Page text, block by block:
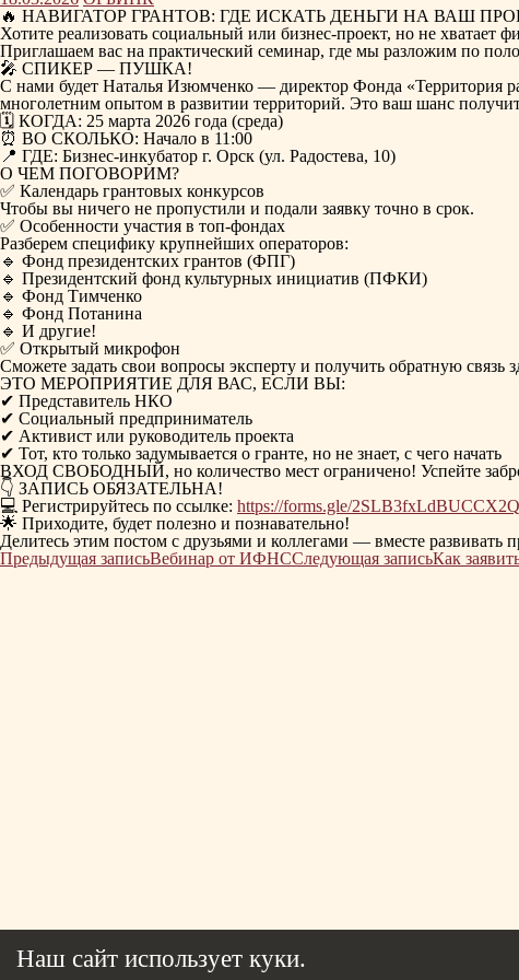
Наш сайт использует куки.
🔥 НАВИГАТОР ГРАНТОВ: ГДЕ ИСКАТЬ ДЕНЬГИ НА ВАШ
Хотите реализовать социальный или бизнес-проект, но не хватает
Приглашаем вас на практический семинар, где мы разложим по
🎤 СПИКЕР — ПУШКА!
С нами будет Наталья Изюмченко — директор Фонда «Территория
многолетним опытом в развитии территорий. Это ваш шанс
🗓 КОГДА: 25 марта 2026 года (среда)
⏰ ВО СКОЛЬКО: Начало в 11:00
📍 ГДЕ: Бизнес-инкубатор г. Орск (ул. Радостева, 10)
О ЧЕМ ПОГОВОРИМ?
✅ Календарь грантовых конкурсов
Чтобы вы ничего не пропустили и подали заявку точно в срок.
✅ Особенности участия в топ-фондах
Разберем специфику крупнейших операторов:
🔹 Фонд президентских грантов (ФПГ)
🔹 Президентский фонд культурных инициатив (ПФКИ)
🔹 Фонд Тимченко
🔹 Фонд Потанина
🔹 И другие!
✅ Открытый микрофон
Сможете задать свои вопросы эксперту и получить обратную связь
ЭТО МЕРОПРИЯТИЕ ДЛЯ ВАС, ЕСЛИ ВЫ:
✔ Представитель НКО
✔ Социальный предприниматель
✔ Активист или руководитель проекта
✔ Тот, кто только задумывается о гранте, но не знает, с чего начать
ВХОД СВОБОДНЫЙ, но количество мест ограничено! Успейте
👇 ЗАПИСЬ ОБЯЗАТЕЛЬНА!
💻 Регистрируйтесь по ссылке: https://forms.gle/
🌟 Приходите, будет полезно и познавательно!
Делитесь этим постом с друзьями и коллегами — вместе развивать
Навигация
Предыдущая записьВебинар от ИФНССледующая записьКак